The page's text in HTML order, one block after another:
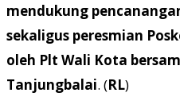
mendukung
sekaligus peresmian
oleh Plt Wali Kota
Tanjungbalai. (RL)